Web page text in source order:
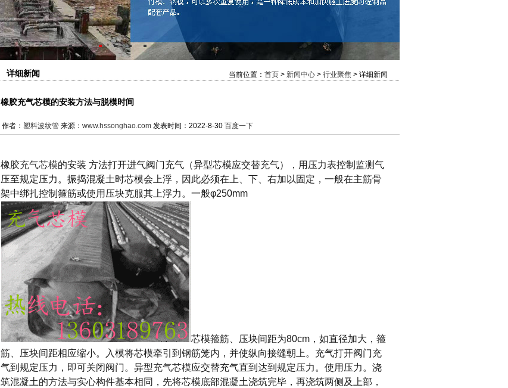
详细新闻 当前位置： 首页 > 新闻中心 > 行业聚焦 > 详细新闻
橡胶充气芯模的安装方法与脱模时间
作者： 塑料波纹管 来源： www.hssonghao.com 发表时间：2022-8-30 百度一下
橡胶充气芯模的安装 方法打开进气阀门充气（异型芯模应交替充气），用压力表控制监测气
压至规定压力。振捣混凝土时芯模会上浮，因此必须在上、下、右加以固定，一般在主筋骨
架中绑扎控制箍筋或使用压块克服其上浮力。一般φ250mm
芯模箍筋、压块间距为80cm，如直径加大，箍
筋、压块间距相应缩小。入模将芯模牵引到钢筋笼内，并使纵向接缝朝上。充气打开阀门充
气到规定压力，即可关闭阀门。异型充气芯模应交替充气直到达到规定压力。使用压力。浇
筑混凝土的方法与实心构件基本相同，先将芯模底部混凝土浇筑完毕，再浇筑两侧及上部，